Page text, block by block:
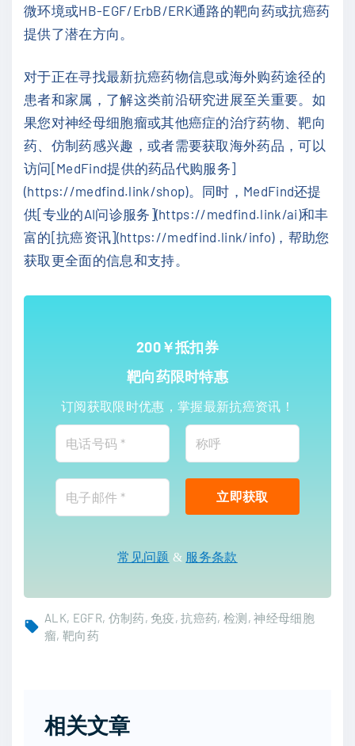
微环境或HB-EGF/ErbB/ERK通路的靶向药或抗癌药
提供了潜在方向。
对于正在寻找最新抗癌药物信息或海外购药途径的
患者和家属，了解这类前沿研究进展至关重要。如
果您对神经母细胞瘤或其他癌症的治疗药物、靶向
药、仿制药感兴趣，或者需要获取海外药品，可以
访问[MedFind提供的药品代购服务]
(https://medfind.link/shop)。同时，MedFind还提
供[专业的AI问诊服务](https://medfind.link/ai)和丰
富的[抗癌资讯](https://medfind.link/info)，帮助您
获取更全面的信息和支持。
200￥抵扣券
靶向药限时特惠
订阅获取限时优惠，掌握最新抗癌资讯！
常见问题 & 服务条款
ALK EGFR 仿制药 免疫 抗癌药 检测 神经母细胞
瘤 靶向药
相关文章